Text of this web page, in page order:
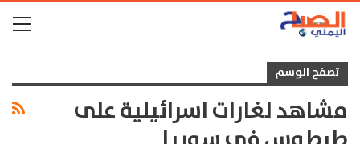
تصفح الوسم
مشاهد لغارات اسرائيلية على